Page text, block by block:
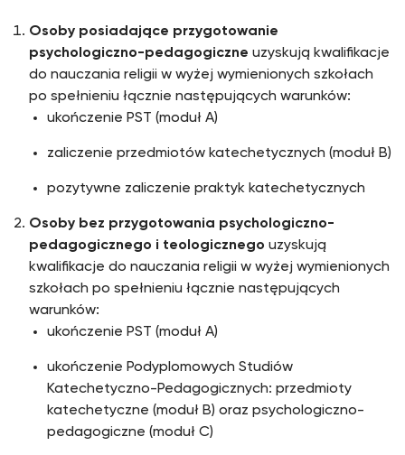
Osoby posiadające przygotowanie
psychologiczno-pedagogiczne uzyskują kwalifikacje
do nauczania religii w wyżej wymienionych szkołach
po spełnieniu łącznie następujących warunków:
ukończenie PST (moduł A)
zaliczenie przedmiotów katechetycznych (moduł B)
pozytywne zaliczenie praktyk katechetycznych
Osoby bez przygotowania psychologiczno-
pedagogicznego i teologicznego uzyskują
kwalifikacje do nauczania religii w wyżej wymienionych
szkołach po spełnieniu łącznie następujących
warunków:
ukończenie PST (moduł A)
ukończenie Podyplomowych Studiów
Katechetyczno-Pedagogicznych: przedmioty
katechetyczne (moduł B) oraz psychologiczno-
pedagogiczne (moduł C)